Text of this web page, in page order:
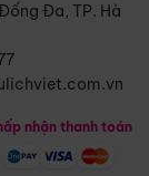
Đa, TP. Hà
nhận thanh toán